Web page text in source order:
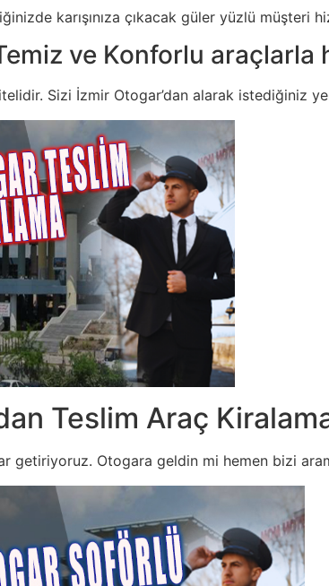
karışınıza çıkacak güler yüzlü müşteri
ve Konforlu
Sizi İzmir Otogar’dan alarak istediğiniz
Teslim Araç
getiriyoruz. Otogara geldin mi hemen bizi